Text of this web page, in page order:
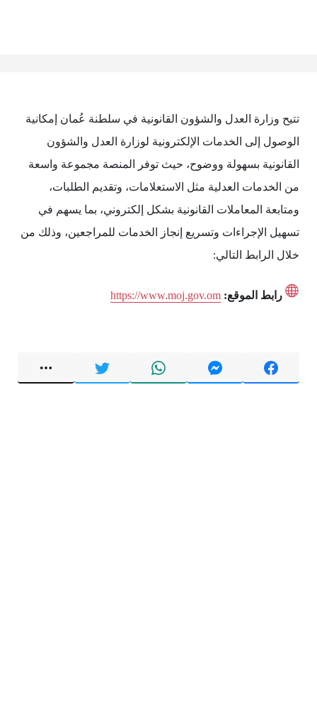
تتيح وزارة العدل والشؤون القانونية في سلطنة عُمان إمكانية
الوصول إلى الخدمات الإلكترونية لوزارة العدل والشؤون
القانونية بسهولة ووضوح، حيث توفر المنصة مجموعة واسعة
من الخدمات العدلية مثل الاستعلامات، وتقديم الطلبات،
ومتابعة المعاملات القانونية بشكل إلكتروني، بما يسهم في
تسهيل الإجراءات وتسريع إنجاز الخدمات للمراجعين، وذلك من
خلال الرابط التالي:
رابط الموقع: https://www.moj.gov.om